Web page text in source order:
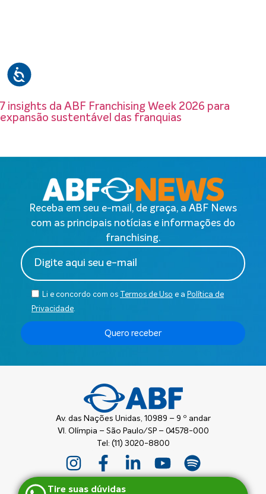
7 insights da ABF Franchising Week 2026 para
expansão sustentável das franquias
Receba em seu e-mail, de graça, a ABF News
com as principais notícias e informações do
franchising.
Li e concordo com os Termos de Uso e a Política de
Privacidade.
Quero receber
Av. das Nações Unidas, 10989 – 9 º andar
Vl. Olímpia – São Paulo/SP – 04578-000
Tel: (11) 3020-8800
Tire suas dúvidas